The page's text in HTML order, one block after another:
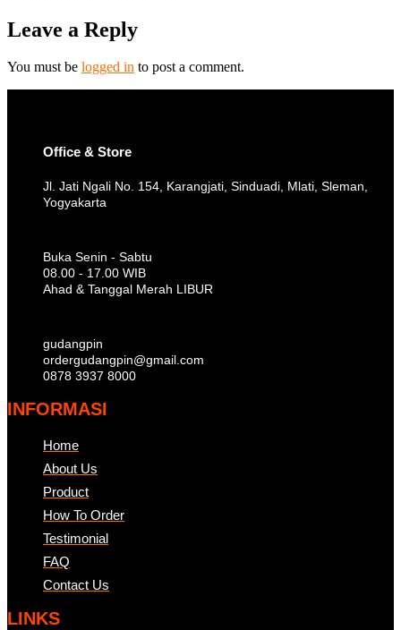
Leave a Reply
You must be logged in to post a comment.
Office & Store
Jl. Jati Ngali No. 154, Karangjati, Sinduadi, Mlati, Sleman,
Yogyakarta
Buka Senin - Sabtu
08.00 - 17.00 WIB
Ahad & Tanggal Merah LIBUR
gudangpin
ordergudangpin@gmail.com
0878 3937 8000
INFORMASI
Home
About Us
Product
How To Order
Testimonial
FAQ
Contact Us
LINKS